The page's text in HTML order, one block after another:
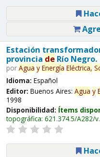
Estación
provincia deRío Negro.
por Agua y Energía Eléctrica,
Idioma: Español
Editor: Buenos Aires: Agua y
1998
Disponibilidad: Ítems
topográfica: 621.374.5/A282/